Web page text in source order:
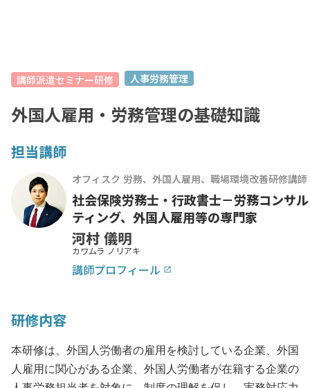
講師派遣セミナー研修 人事労務管理
外国人雇用・労務管理の基礎知識
担当講師
オフィスク 労務、外国人雇用、職場環境改善研修講師
社会保険労務士・行政書士－労務コンサル
ティング、外国人雇用等の専門家
河村 儀明
カワムラ ノリアキ
講師プロフィール launch
研修内容
本研修は、外国人労働者の雇用を検討している企業、外国
人雇用に関心がある企業、外国人労働者が在籍する企業の